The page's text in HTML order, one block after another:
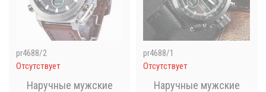
pr4688/2
Отсутствует
Наручные мужские
pr4688/1
Отсутствует
Наручные мужские